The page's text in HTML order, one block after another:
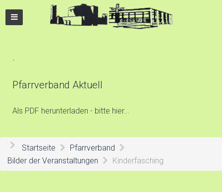
.
Pfarrverband Aktuell
Als PDF herunterladen - bitte hier...
Startseite
Pfarrverband
Bilder der Veranstaltungen
Kinderfasching